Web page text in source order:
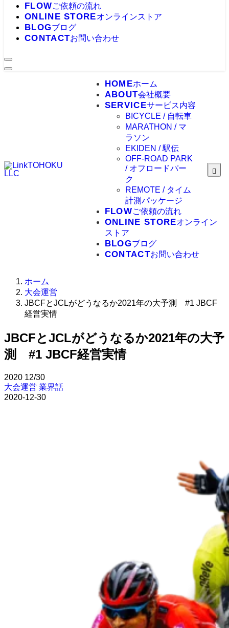
FLOWご依頼の流れ
ONLINE STOREオンラインストア
BLOGブログ
CONTACTお問い合わせ
HOMEホーム
ABOUT会社概要
SERVICEサービス内容
BICYCLE / 自転車
MARATHON / マ
ラソン
EKIDEN / 駅伝
OFF-ROAD PARK
/ オフロードパー
ク
REMOTE / タイム
計測パッケージ
FLOWご依頼の流れ
ONLINE STOREオンライン
ストア
BLOGブログ
CONTACTお問い合わせ
ホーム
大会運営
JBCFとJCLがどうなるか2021年の大予測 #1 JBCF
経営実情
JBCFとJCLがどうなるか2021年の大予
測 #1 JBCF経営実情
2020 12/30
大会運営 業界話
2020-12-30